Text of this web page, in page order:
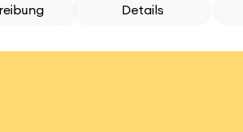
Details